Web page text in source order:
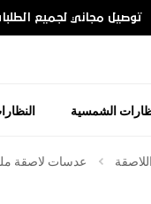
توصيل مجاني لجميع
الشمسية
عدسات لاصقة